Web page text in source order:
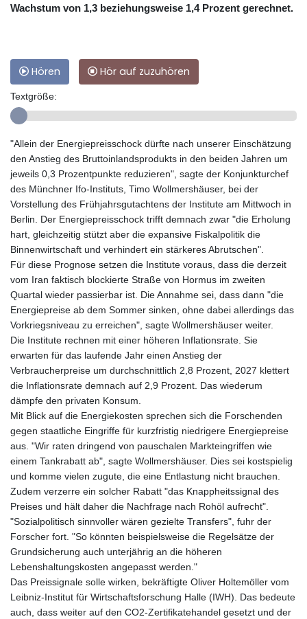
Wachstum von 1,3 beziehungsweise 1,4 Prozent gerechnet.
Hören Hör auf zuzuhören
Textgröße:
"Allein der Energiepreisschock dürfte nach unserer Einschätzung
den Anstieg des Bruttoinlandsprodukts in den beiden Jahren um
jeweils 0,3 Prozentpunkte reduzieren", sagte der Konjunkturchef
des Münchner Ifo-Instituts, Timo Wollmershäuser, bei der
Vorstellung des Frühjahrsgutachtens der Institute am Mittwoch in
Berlin. Der Energiepreisschock trifft demnach zwar "die Erholung
hart, gleichzeitig stützt aber die expansive Fiskalpolitik die
Binnenwirtschaft und verhindert ein stärkeres Abrutschen".
Für diese Prognose setzen die Institute voraus, dass die derzeit
vom Iran faktisch blockierte Straße von Hormus im zweiten
Quartal wieder passierbar ist. Die Annahme sei, dass dann "die
Energiepreise ab dem Sommer sinken, ohne dabei allerdings das
Vorkriegsniveau zu erreichen", sagte Wollmershäuser weiter.
Die Institute rechnen mit einer höheren Inflationsrate. Sie
erwarten für das laufende Jahr einen Anstieg der
Verbraucherpreise um durchschnittlich 2,8 Prozent, 2027 klettert
die Inflationsrate demnach auf 2,9 Prozent. Das wiederum
dämpfe den privaten Konsum.
Mit Blick auf die Energiekosten sprechen sich die Forschenden
gegen staatliche Eingriffe für kurzfristig niedrigere Energiepreise
aus. "Wir raten dringend von pauschalen Markteingriffen wie
einem Tankrabatt ab", sagte Wollmershäuser. Dies sei kostspielig
und komme vielen zugute, die eine Entlastung nicht brauchen.
Zudem verzerre ein solcher Rabatt "das Knappheitssignal des
Preises und hält daher die Nachfrage nach Rohöl aufrecht".
"Sozialpolitisch sinnvoller wären gezielte Transfers", fuhr der
Forscher fort. "So könnten beispielsweise die Regelsätze der
Grundsicherung auch unterjährig an die höheren
Lebenshaltungskosten angepasst werden."
Das Preissignale solle wirken, bekräftigte Oliver Holtemöller vom
Leibniz-Institut für Wirtschaftsforschung Halle (IWH). Das bedeute
auch, dass weiter auf den CO2-Zertifikatehandel gesetzt und der